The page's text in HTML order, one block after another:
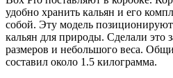
удобно хранить кальян и его
собой. Эту модель
кальян для природы. Сделали это
размеров и небольшого веса.
составил около 1.5 килограмма.